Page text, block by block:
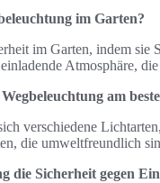
im Garten?
im Garten, indem
Atmosphäre,
am
verschiedene
die umweltfreundlich
die Sicherheit gegen